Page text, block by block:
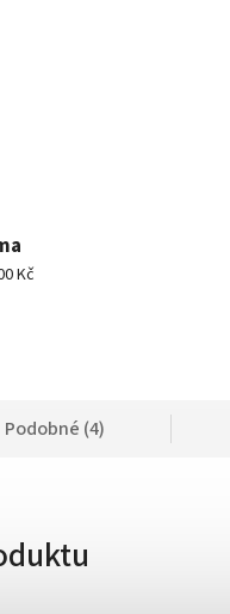
Kč
Podobné (4)